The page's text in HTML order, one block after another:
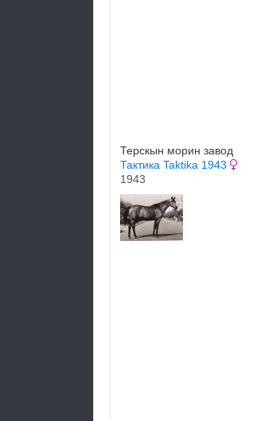
Терскын морин завод
Тактика Taktika 1943
1943